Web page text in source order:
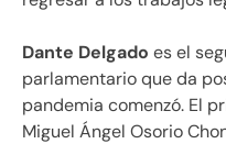
Dante Delgado es el
parlamentario que da
pandemia comenzó. El
Miguel Ángel Osorio